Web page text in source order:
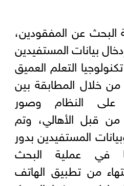
عن المفقودين،
بيانات المستفيدين
التعلم العميق
خلال المطابقة بين
على النظام وصور
من قبل الأهالي، وتم
المستفيدين بدور
في عملية البحث
من تطبيق الهاتف